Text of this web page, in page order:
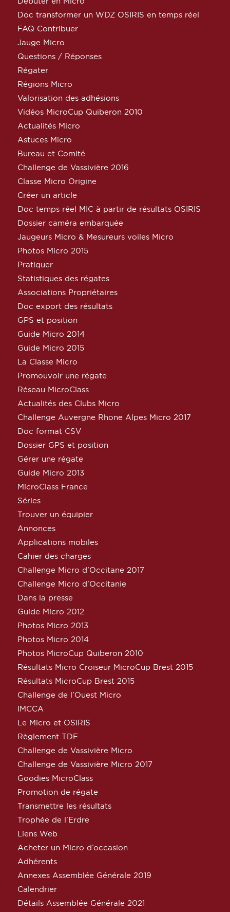
Doc transformer un WDZ OSIRIS en temps réel
FAQ Contribuer
Jauge Micro
Questions / Réponses
Régater
Régions Micro
Valorisation des adhésions
Vidéos MicroCup Quiberon 2010
Actualités Micro
Astuces Micro
Bureau et Comité
Challenge de Vassivière 2016
Classe Micro Origine
Créer un article
Doc temps réel MIC à partir de résultats OSIRIS
Dossier caméra embarquée
Jaugeurs Micro & Mesureurs voiles Micro
Photos Micro 2015
Pratiquer
Statistiques des régates
Associations Propriétaires
Doc export des résultats
GPS et position
Guide Micro 2014
Guide Micro 2015
La Classe Micro
Promouvoir une régate
Réseau MicroClass
Actualités des Clubs Micro
Challenge Auvergne Rhone Alpes Micro 2017
Doc format CSV
Dossier GPS et position
Gérer une régate
Guide Micro 2013
MicroClass France
Séries
Trouver un équipier
Annonces
Applications mobiles
Cahier des charges
Challenge Micro d’Occitane 2017
Challenge Micro d’Occitanie
Dans la presse
Guide Micro 2012
Photos Micro 2013
Photos Micro 2014
Photos MicroCup Quiberon 2010
Résultats Micro Croiseur MicroCup Brest 2015
Résultats MicroCup Brest 2015
Challenge de l’Ouest Micro
IMCCA
Le Micro et OSIRIS
Règlement TDF
Challenge de Vassivière Micro
Challenge de Vassivière Micro 2017
Goodies MicroClass
Promotion de régate
Transmettre les résultats
Trophée de l’Erdre
Liens Web
Acheter un Micro d’occasion
Adhérents
Annexes Assemblée Générale 2019
Calendrier
Détails Assemblée Générale 2021